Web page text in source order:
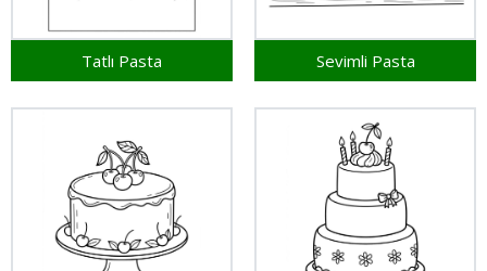
Tatlı Pasta Sevimli Pasta